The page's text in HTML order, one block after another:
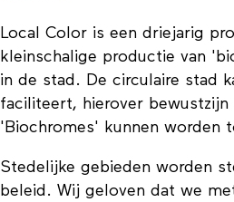
Local Color is een driejarig
kleinschalige productie van
in de stad. De circulaire stad
faciliteert, hierover bewustzijn
Stedelijke gebieden worden